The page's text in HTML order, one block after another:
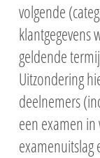
volgende
geldende
Uitzondering
deelnemers
een examen
examenuitslag